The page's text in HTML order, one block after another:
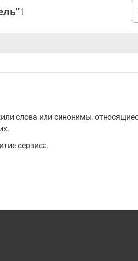
1
слова или синонимы,
сервиса.